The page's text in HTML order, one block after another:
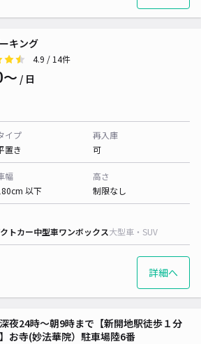
キング
4.9 / 14件
/ 日
イプ
置き
再入庫
可
幅
以下
高さ
制限なし
トカー中型車ワンボックス大型車・SUV
詳細へ
夜24時〜朝9時まで【新開地駅徒歩１分
お寺(妙法華院）駐車場陸6番